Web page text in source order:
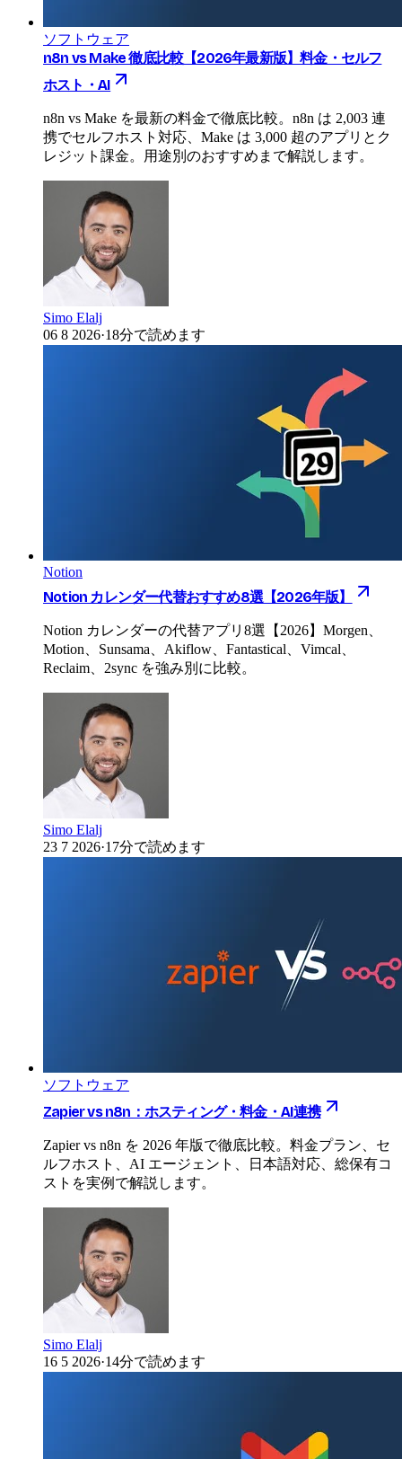
ソフトウェア
n8n vs Make 徹底比較【2026年最新版】料金・セルフ
ホスト・AI
n8n vs Make を最新の料金で徹底比較。n8n は 2,003 連
携でセルフホスト対応、Make は 3,000 超のアプリとク
レジット課金。用途別のおすすめまで解説します。
Simo Elalj
06 8 2026·18分で読めます
Notion
Notion カレンダー代替おすすめ8選【2026年版】
Notion カレンダーの代替アプリ8選【2026】Morgen、
Motion、Sunsama、Akiflow、Fantastical、Vimcal、
Reclaim、2sync を強み別に比較。
Simo Elalj
23 7 2026·17分で読めます
ソフトウェア
Zapier vs n8n：ホスティング・料金・AI連携
Zapier vs n8n を 2026 年版で徹底比較。料金プラン、セ
ルフホスト、AI エージェント、日本語対応、総保有コ
ストを実例で解説します。
Simo Elalj
16 5 2026·14分で読めます